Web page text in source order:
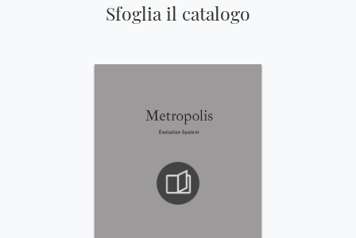
Sfoglia il catalogo